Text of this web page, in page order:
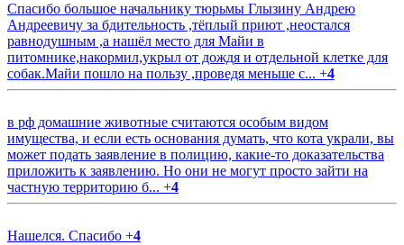
Спасибо большое начальнику тюрьмы Глызину Андрею
Андреевичу за бдительность ,тёплый приют ,неостался
равнодушным ,а нашёл место для Майи в
питомнике,накормил,укрыл от дождя и отдельной клетке для
собак.Майи пошло на пользу ,проведя меньше с... +4
в рф домашние животные считаются особым видом
имущества, и если есть основания думать, что кота украли, вы
может подать заявление в полицию, какие-то доказательства
приложить к заявлению. Но они не могут просто зайти на
частную территорию б... +4
Нашелся. Спасибо +4